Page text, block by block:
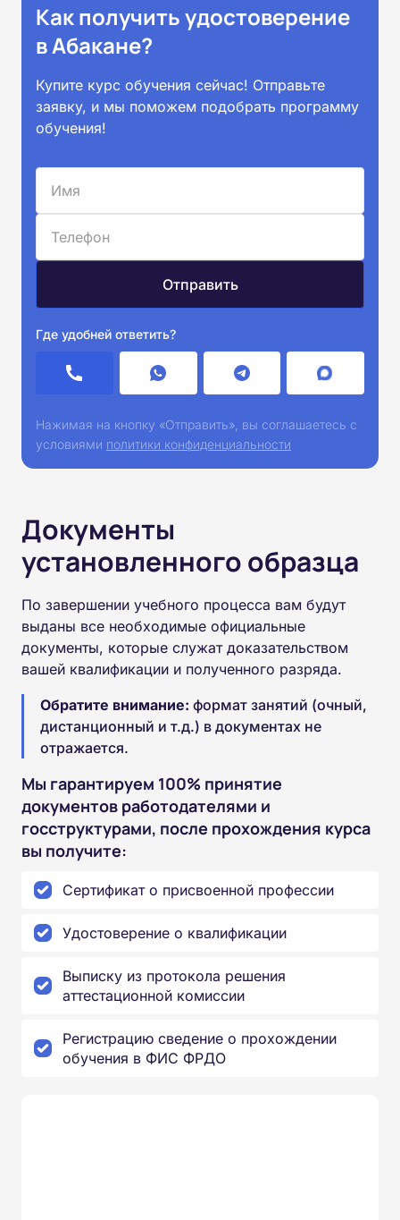
Как получить удостоверение
в Абакане?
Купите курс обучения сейчас! Отправьте
заявку, и мы поможем подобрать программу
обучения!
Где удобней ответить?
Нажимая на кнопку «Отправить», вы соглашаетесь с
условиями политики конфиденциальности
Документы
установленного образца
По завершении учебного процесса вам будут
выданы все необходимые официальные
документы, которые служат доказательством
вашей квалификации и полученного разряда.
Обратите внимание: формат занятий (очный,
дистанционный и т.д.) в документах не
отражается.
Мы гарантируем 100% принятие
документов работодателями и
госструктурами, после прохождения курса
вы получите:
Сертификат о присвоенной профессии
Удостоверение о квалификации
Выписку из протокола решения
аттестационной комиссии
Регистрацию сведение о прохождении
обучения в ФИС ФРДО